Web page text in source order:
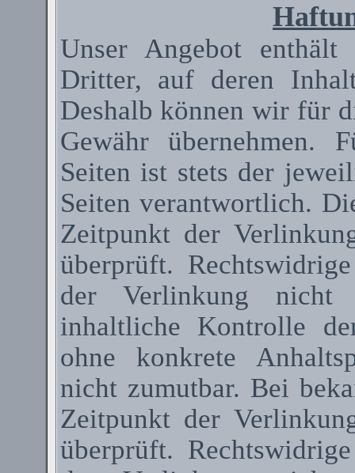
Unser Angebot
Dritter, auf deren
Deshalb können wir für
Gewähr übernehmen.
Seiten ist stets der
Seiten verantwortlich.
Zeitpunkt der
überprüft.
der Verlinkung nicht
inhaltliche Kontrolle
ohne konkrete
nicht zumutbar. Bei
Zeitpunkt der
überprüft.